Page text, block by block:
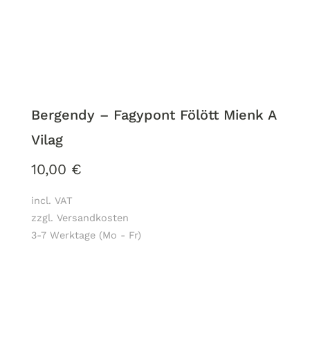
Bergendy – Fagypont Fölött Mienk A
Vilag
10,00 €
incl. VAT
zzgl. Versandkosten
3-7 Werktage (Mo - Fr)